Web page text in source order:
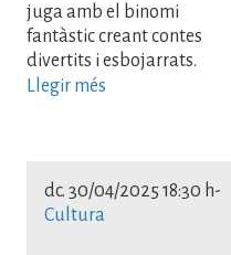
juga amb el binomi
fantàstic creant contes
divertits i esbojarrats.
Llegir més
dc. 30/04/2025 18:30 h-
Cultura